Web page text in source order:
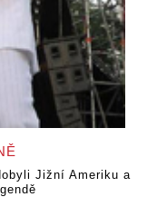
Jižní Ameriku a